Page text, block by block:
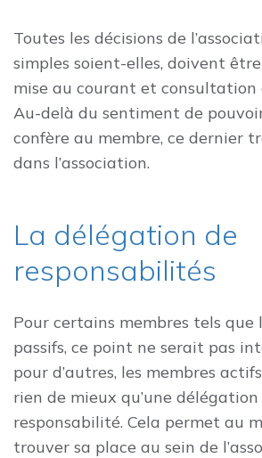
Toutes les décisions de
simples soient-elles, doivent
mise au courant et consultation
Au-delà du sentiment de
confère au membre, ce dernier
dans l’association.
La délégation de
responsabilités
Pour certains membres tels que
passifs, ce point ne serait pas
pour d’autres, les membres
rien de mieux qu’une délégation
responsabilité. Cela permet au
trouver sa place au sein de